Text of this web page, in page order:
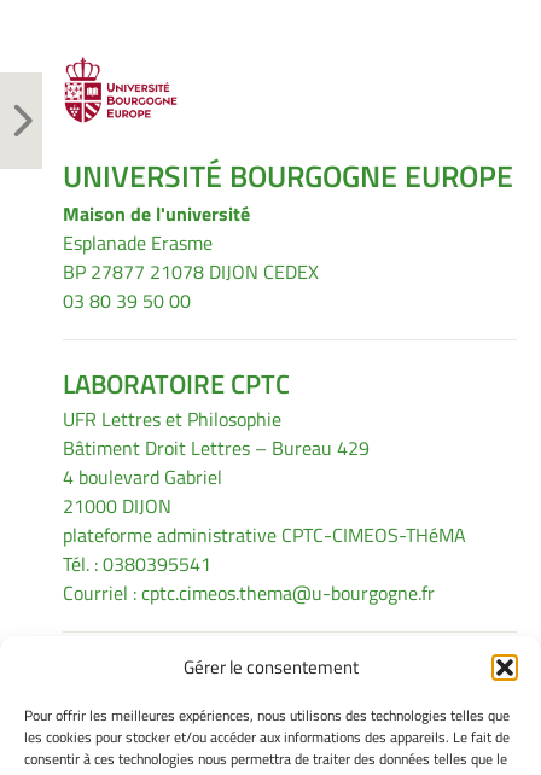
Gérer le consentement
Pour offrir les meilleures expériences, nous utilisons des technologies telles que
les cookies pour stocker et/ou accéder aux informations des appareils. Le fait de
consentir à ces technologies nous permettra de traiter des données telles que le
UNIVERSITÉ BOURGOGNE EUROPE
Maison de l'université
Esplanade Erasme
BP 27877 21078 DIJON CEDEX
03 80 39 50 00
LABORATOIRE CPTC
UFR Lettres et Philosophie
Bâtiment Droit Lettres – Bureau 429
4 boulevard Gabriel
21000 DIJON
plateforme administrative CPTC-CIMEOS-THéMA
Tél. : 0380395541
Courriel :cptc.cimeos.thema@u-bourgogne.fr
INFORMATIONS LÉGALES
Mentions légales
Gérer mes cookies